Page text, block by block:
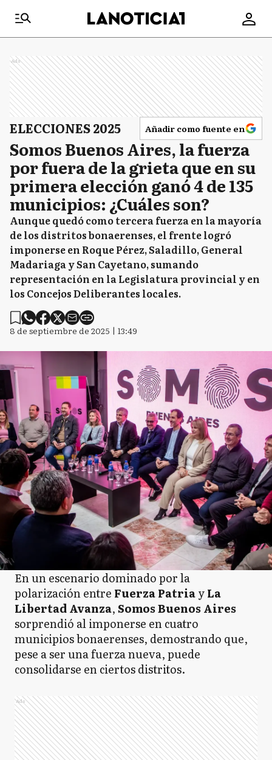
Ads
ELECCIONES 2025 Añadir como fuente en
Somos Buenos Aires, la fuerza
por fuera de la grieta que en su
primera elección ganó 4 de 135
municipios: ¿Cuáles son?
Aunque quedó como tercera fuerza en la mayoría
de los distritos bonaerenses, el frente logró
imponerse en Roque Pérez, Saladillo, General
Madariaga y San Cayetano, sumando
representación en la Legislatura provincial y en
los Concejos Deliberantes locales.
8 de septiembre de 2025 | 13:49
En un escenario dominado por la
polarización entre Fuerza PatriayLa
Libertad Avanza,Somos Buenos Aires
sorprendió al imponerse en cuatro
municipios bonaerenses, demostrando que,
pese a ser una fuerza nueva, puede
consolidarse en ciertos distritos.
Ads